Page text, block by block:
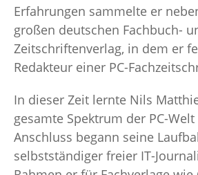
Erfahrungen sammelte er
großen deutschen Fachbuch-
Zeitschriftenverlag, in dem er
Redakteur einer PC-
In dieser Zeit lernte Nils
gesamte Spektrum der PC-
Anschluss begann seine
selbstständiger freier IT-